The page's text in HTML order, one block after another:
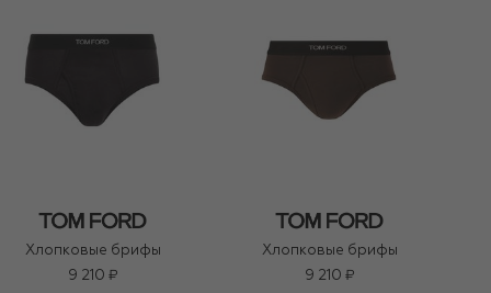
Хлопковые брифы
9 210 ₽
Хлопковые брифы
9 210 ₽